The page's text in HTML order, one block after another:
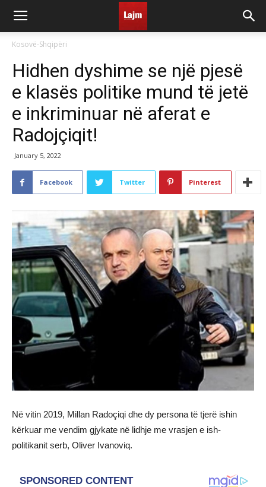
Kosovë-Shqipëri
Hidhen dyshime se një pjesë
e klasës politike mund të jetë
e inkriminuar në aferat e
Radojçiqit!
January 5, 2022
Facebook Twitter Pinterest
Në vitin 2019, Millan Radoçiqi dhe dy persona të tjerë ishin
kërkuar me vendim gjykate në lidhje me vrasjen e ish-
politikanit serb, Oliver Ivanoviq.